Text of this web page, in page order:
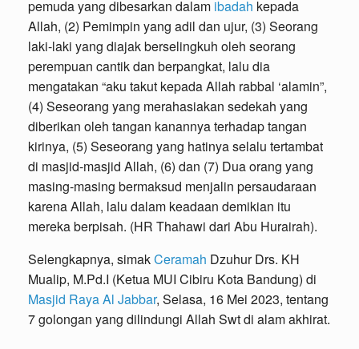
pemuda yang dibesarkan dalam ibadah kepada
Allah, (2) Pemimpin yang adil dan ujur, (3) Seorang
laki-laki yang diajak berselingkuh oleh seorang
perempuan cantik dan berpangkat, lalu dia
mengatakan “aku takut kepada Allah rabbal ‘alamin”,
(4) Seseorang yang merahasiakan sedekah yang
diberikan oleh tangan kanannya terhadap tangan
kirinya, (5) Seseorang yang hatinya selalu tertambat
di masjid-masjid Allah, (6) dan (7) Dua orang yang
masing-masing bermaksud menjalin persaudaraan
karena Allah, lalu dalam keadaan demikian itu
mereka berpisah. (HR Thahawi dari Abu Hurairah).
Selengkapnya, simakCeramah Dzuhur Drs. KH
Mualip, M.Pd.I (Ketua MUI Cibiru Kota Bandung) di
Masjid Raya Al Jabbar, Selasa, 16 Mei 2023, tentang
7 golongan yang dilindungi Allah Swt di alam akhirat.